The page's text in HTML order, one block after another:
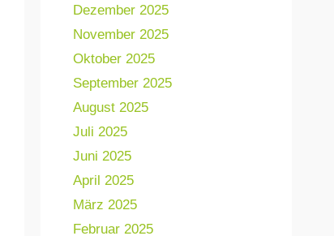
Dezember 2025
November 2025
Oktober 2025
September 2025
August 2025
Juli 2025
Juni 2025
April 2025
März 2025
Februar 2025